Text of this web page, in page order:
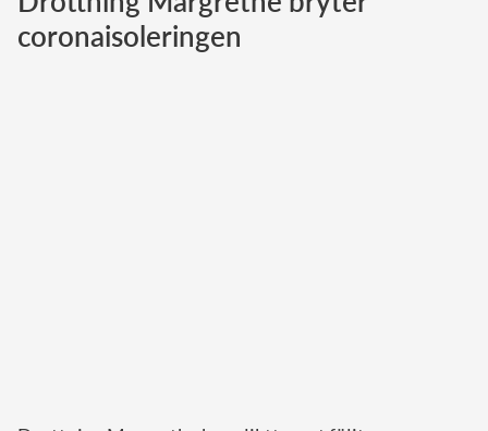
Norska kungahuset
coronaisoleringen